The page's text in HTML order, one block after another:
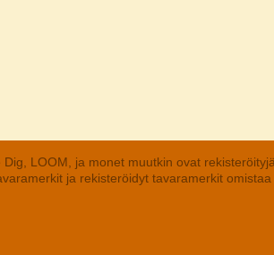
LOOM, ja monet muutkin ovat
ja rekisteröidyt tavaramerkit